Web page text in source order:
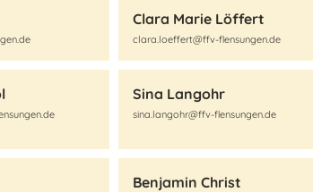
Clara Marie Löffert
clara.loeffert@ffv-flensungen.de
Sina Langohr
sina.langohr@ffv-flensungen.de
Benjamin Christ